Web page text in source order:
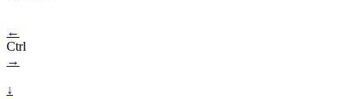
←
Ctrl
→
↓